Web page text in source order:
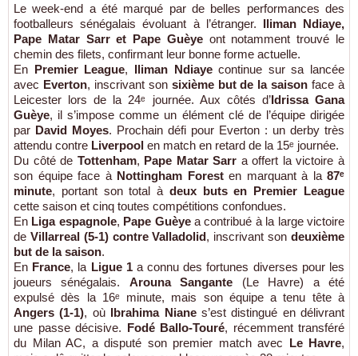
Le week-end a été marqué par de belles performances des
footballeurs sénégalais évoluant à l’étranger. Iliman Ndiaye,
Pape Matar Sarr et Pape Guèyeont notamment trouvé le
chemin des filets, confirmant leur bonne forme actuelle.
En Premier League, Iliman Ndiayecontinue sur sa lancée
avec Everton, inscrivant son sixième but de la saison face à
Leicester lors de la 24ᵉ journée. Aux côtés d’Idrissa Gana
Guèye, il s’impose comme un élément clé de l’équipe dirigée
par David Moyes. Prochain défi pour Everton : un derby très
attendu contre Liverpool en match en retard de la 15ᵉ journée.
Du côté de Tottenham, Pape Matar Sarr a offert la victoire à
son équipe face à Nottingham Foresten marquant à la 87ᵉ
minute, portant son total à deux buts en Premier League
cette saison et cinq toutes compétitions confondues.
En Liga espagnole, Pape Guèyea contribué à la large victoire
de Villarreal (5-1) contre Valladolid, inscrivant sondeuxième
but de la saison.
En France, la Ligue 1a connu des fortunes diverses pour les
joueurs sénégalais. Arouna Sangante (Le Havre) a été
expulsé dès la 16ᵉ minute, mais son équipe a tenu tête à
Angers (1-1), où Ibrahima Nianes’est distingué en délivrant
une passe décisive. Fodé Ballo-Touré, récemment transféré
du Milan AC, a disputé son premier match avec Le Havre,